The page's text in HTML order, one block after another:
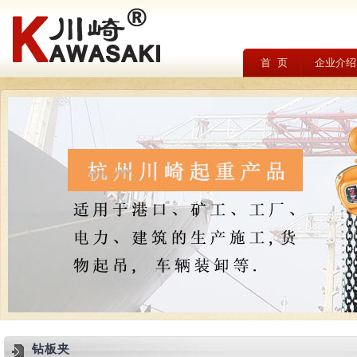
首 页 企业介绍
钻板夹